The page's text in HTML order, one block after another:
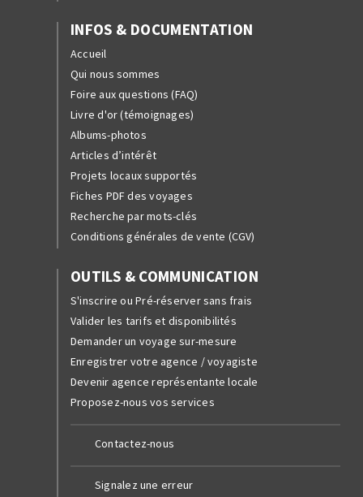
INFOS & DOCUMENTATION
Accueil
Qui nous sommes
Foire aux questions (FAQ)
Livre d'or (témoignages)
Albums-photos
Articles d’intérêt
Projets locaux supportés
Fiches PDF des voyages
Recherche par mots-clés
Conditions générales de vente (CGV)
OUTILS & COMMUNICATION
S'inscrire ou Pré-réserver sans frais
Valider les tarifs et disponibilités
Demander un voyage sur-mesure
Enregistrer votre agence / voyagiste
Devenir agence représentante locale
Proposez-nous vos services
Contactez-nous
Signalez une erreur